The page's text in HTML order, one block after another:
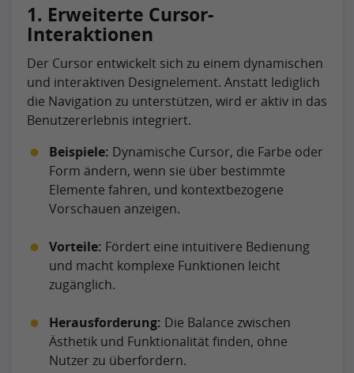
1. Erweiterte Cursor-
Interaktionen
Der Cursor entwickelt sich zu einem dynamischen
und interaktiven Designelement. Anstatt lediglich
die Navigation zu unterstützen, wird er aktiv in das
Benutzererlebnis integriert.
Beispiele: Dynamische Cursor, die Farbe oder
Form ändern, wenn sie über bestimmte
Elemente fahren, und kontextbezogene
Vorschauen anzeigen.
Vorteile: Fördert eine intuitivere Bedienung
und macht komplexe Funktionen leicht
zugänglich.
Herausforderung: Die Balance zwischen
Ästhetik und Funktionalität finden, ohne
Nutzer zu überfordern.